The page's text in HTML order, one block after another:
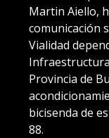
Martin Aiello,
comunicación
Vialidad
Provincia de
bicisenda de
88.